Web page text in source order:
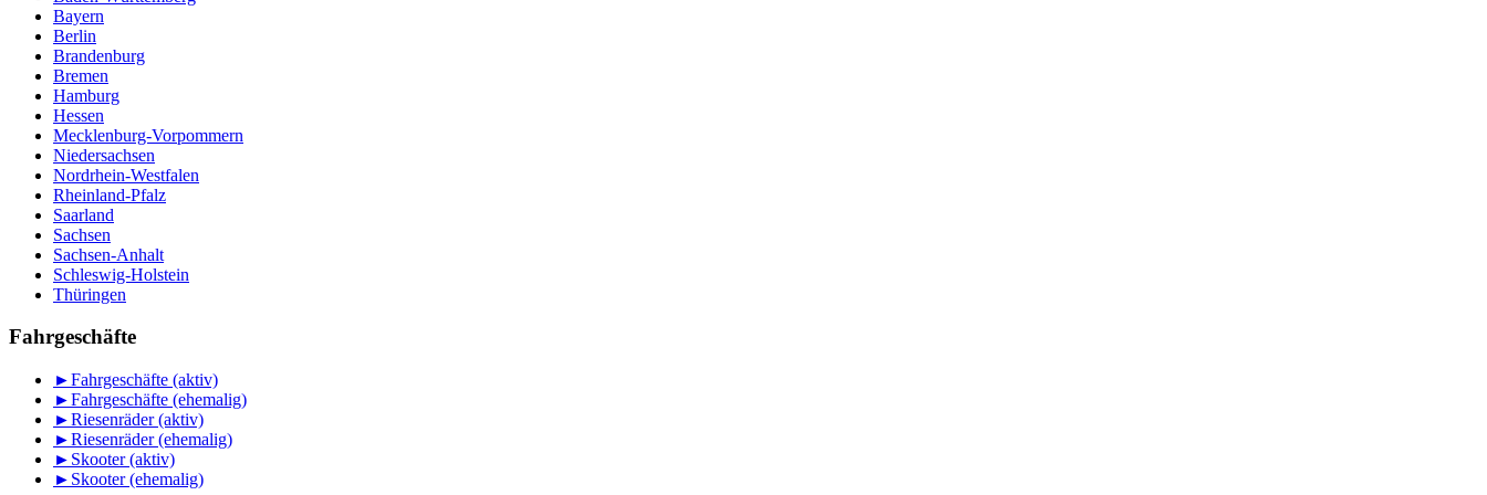
Bayern
Berlin
Brandenburg
Bremen
Hamburg
Hessen
Mecklenburg-Vorpommern
Niedersachsen
Nordrhein-Westfalen
Rheinland-Pfalz
Saarland
Sachsen
Sachsen-Anhalt
Schleswig-Holstein
Thüringen
Fahrgeschäfte
►Fahrgeschäfte (aktiv)
►Fahrgeschäfte (ehemalig)
►Riesenräder (aktiv)
►Riesenräder (ehemalig)
► Skooter (aktiv)
► Skooter (ehemalig)